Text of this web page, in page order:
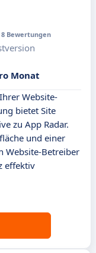
8 Bewertungen
Monat
Website-
bietet Site
zu App Radar.
und einer
Website-Betreiber
effektiv